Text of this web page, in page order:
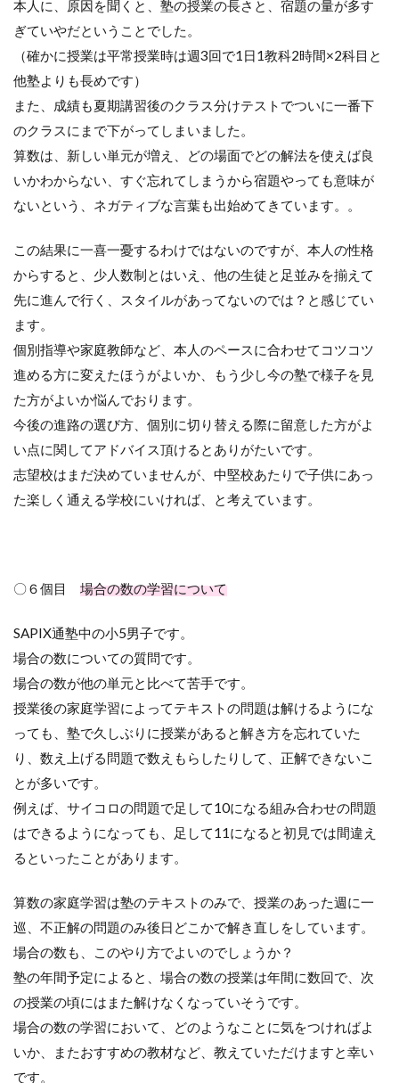
本人に、原因を聞くと、塾の授業の長さと、宿題の量が多す
ぎていやだということでした。
（確かに授業は平常授業時は週3回で1日1教科2時間×2科目と
他塾よりも長めです）
また、成績も夏期講習後のクラス分けテストでついに一番下
のクラスにまで下がってしまいました。
算数は、新しい単元が増え、どの場面でどの解法を使えば良
いかわからない、すぐ忘れてしまうから宿題やっても意味が
ないという、ネガティブな言葉も出始めてきています。。
この結果に一喜一憂するわけではないのですが、本人の性格
からすると、少人数制とはいえ、他の生徒と足並みを揃えて
先に進んで行く、スタイルがあってないのでは？と感じてい
ます。
個別指導や家庭教師など、本人のペースに合わせてコツコツ
進める方に変えたほうがよいか、もう少し今の塾で様子を見
た方がよいか悩んでおります。
今後の進路の選び方、個別に切り替える際に留意した方がよ
い点に関してアドバイス頂けるとありがたいです。
志望校はまだ決めていませんが、中堅校あたりで子供にあっ
た楽しく通える学校にいければ、と考えています。
〇６個目 場合の数の学習について
SAPIX通塾中の小5男子です。
場合の数についての質問です。
場合の数が他の単元と比べて苦手です。
授業後の家庭学習によってテキストの問題は解けるようにな
っても、塾で久しぶりに授業があると解き方を忘れていた
り、数え上げる問題で数えもらしたりして、正解できないこ
とが多いです。
例えば、サイコロの問題で足して10になる組み合わせの問題
はできるようになっても、足して11になると初見では間違え
るといったことがあります。
算数の家庭学習は塾のテキストのみで、授業のあった週に一
巡、不正解の問題のみ後日どこかで解き直しをしています。
場合の数も、このやり方でよいのでしょうか？
塾の年間予定によると、場合の数の授業は年間に数回で、次
の授業の頃にはまた解けなくなっていそうです。
場合の数の学習において、どのようなことに気をつければよ
いか、またおすすめの教材など、教えていただけますと幸い
です。